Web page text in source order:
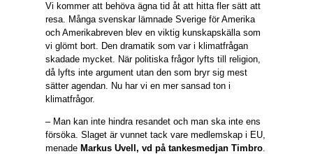
Vi kommer att behöva ägna tid åt att hitta fler sätt att
resa. Många svenskar lämnade Sverige för Amerika
och Amerikabreven blev en viktig kunskapskälla som
vi glömt bort. Den dramatik som var i klimatfrågan
skadade mycket. När politiska frågor lyfts till religion,
då lyfts inte argument utan den som bryr sig mest
sätter agendan. Nu har vi en mer sansad ton i
klimatfrågor.
– Man kan inte hindra resandet och man ska inte ens
försöka. Slaget är vunnet tack vare medlemskap i EU,
menade Markus Uvell, vd på tankesmedjan Timbro.